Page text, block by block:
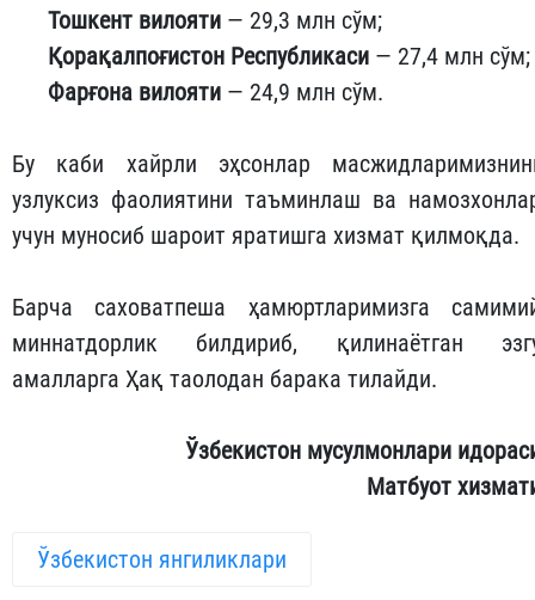
Тошкент вилояти — 29,3 млн сўм;
Қорақалпоғистон Республикаси — 27,4 млн сўм;
Фарғона вилояти — 24,9 млн сўм.
Бу каби хайрли эҳсонлар
узлуксиз фаолиятини таъминлаш ва
учун муносиб шароит яратишга хизмат қилмоқда.
Барча саховатпеша ҳамюртларимизга
миннатдорлик билдириб, қилинаётган
амалларга Ҳақ таолодан барака тилайди.
Ўзбекистон мусулмонлари
Матбуот
Ўзбекистон янгиликлари